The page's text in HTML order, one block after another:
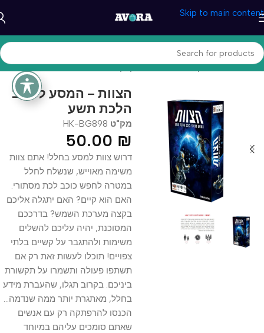
Skip to main content
עמוד הבית/משחקים וצעצעים/משחקי קופסא
הצוות – המסע לכוכב
הלכת תשע
מק"ט HK-BG898
50.00 ₪
דרוש צוות למסע בחלל! אתם צוות
משימה מאוייש, שנשלח לחלל
במטרה לחפש כוכב לכת מסתורי.
האם הוא קיים? האם יתגלה אליכם
בקצה מערכת השמש? בדרככם
המסוכנת, יהיה עליכם להשלים
משימות ולהתגבר על קשיים בלתי
צפויים! תוכלו לעשות זאת רק אם
תשתפו פעולה ותשמרו על תקשורת
ביניכם. בקרוב תגלו, שהעברת מידע
בחלל, מאתגרת יותר ממה שנדמה…
הכנסו להרפתקה רק עם אנשים
שאתם סומכים עליהם במיוחד